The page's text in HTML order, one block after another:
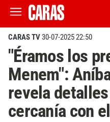
CARAS TV30-07-2025 22:50
"Éramos los
Menem":
revela
cercanía con